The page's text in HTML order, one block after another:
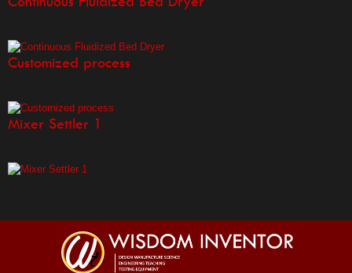
Customized process
Mixer Settler 1